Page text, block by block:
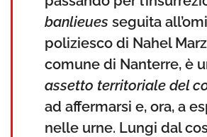
banlieues seguita
poliziesco di Nahel
comune di Nanterre, è
assetto territoriale del
ad affermarsi e, ora, a
nelle urne. Lungi dal